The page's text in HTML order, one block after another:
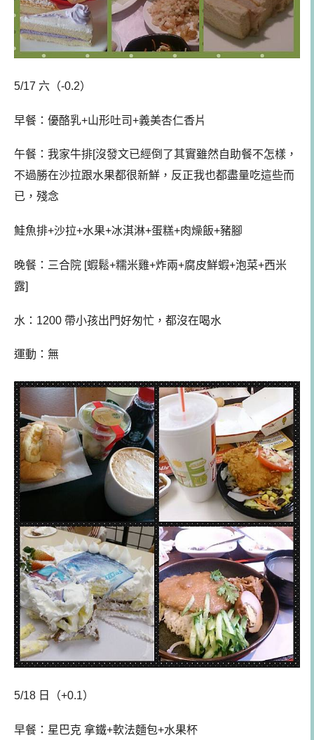
5/17 六（-0.2）
早餐： 優酪乳+山形吐司+義美杏仁香片
午餐 ： 我家牛排[沒發文已經倒了其實雖然自助餐不怎樣，
不過勝在沙拉跟水果都很新鮮，反正我也都盡量吃這些而
已，殘念
鮭魚排+沙拉+水果+冰淇淋+蛋糕+肉燥飯+豬腳
晚餐：三合院 [蝦鬆+糯米雞+炸兩+腐皮鮮蝦+泡菜+西米
露]
水：1200 帶小孩出門好匆忙，都沒在喝水
運動：無
5/18 日（+0.1）
早餐： 星巴克 拿鐵+軟法麵包+水果杯